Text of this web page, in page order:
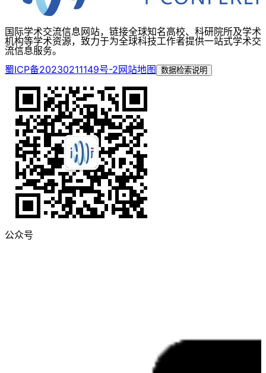
国际学术交流信息网站，链接全球知名高校、科研院所及学术
机构等学术资源，致力于为全球科技工作者提供一站式学术交
流信息服务。
蜀ICP备20230211149号-2网站地图 数据检索说明
公众号